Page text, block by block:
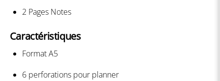
2 Pages Notes
Caractéristiques
Format A5
6 perforations pour planner